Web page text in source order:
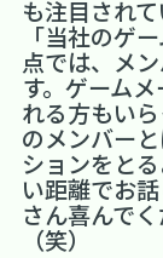
も注目され
「当社のゲ
点では、メ
す。ゲーム
れる方もい
のメンバー
ションをと
い距離でお
さん喜んで
（笑）